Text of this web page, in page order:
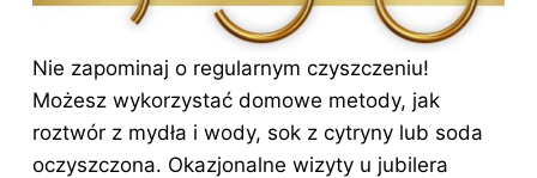
Nie zapominaj o regularnym czyszczeniu!
Możesz wykorzystać domowe metody, jak
roztwór z mydła i wody, sok z cytryny lub soda
oczyszczona. Okazjonalne wizyty u jubilera